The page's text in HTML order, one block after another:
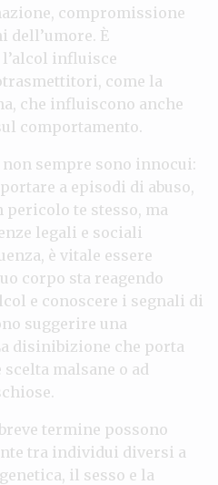
compromissione
dell’umore. È
influisce
come la
che influiscono anche
comportamento.
sempre sono innocui:
a episodi di abuso,
te stesso, ma
legali e sociali
è vitale essere
corpo sta reagendo
e conoscere i segnali di
suggerire una
disinibizione che porta
malsane o ad
termine possono
tra individui diversi a
il sesso e la